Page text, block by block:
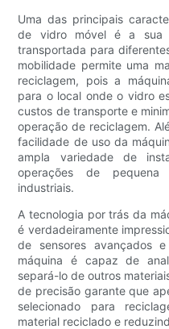
Uma das principais
de vidro móvel é a sua
transportada para
mobilidade permite uma
reciclagem, pois a
para o local onde o vidro
custos de transporte e
operação de reciclagem.
facilidade de uso da
ampla variedade de
operações de
industriais.
A tecnologia por trás da
é verdadeiramente
de sensores avançados
máquina é capaz de
separá-lo de outros
de precisão garante que
selecionado para
material reciclado e